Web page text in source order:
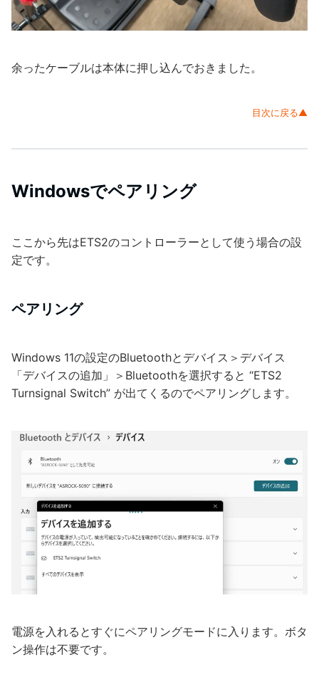
余ったケーブルは本体に押し込んでおきました。
目次に戻る▲
Windowsでペアリング
ここから先はETS2のコントローラーとして使う場合の設
定です。
ペアリング
Windows 11の設定のBluetoothとデバイス＞デバイス
「デバイスの追加」＞Bluetoothを選択すると “ETS2
Turnsignal Switch” が出てくるのでペアリングします。
電源を入れるとすぐにペアリングモードに入ります。ボタ
ン操作は不要です。